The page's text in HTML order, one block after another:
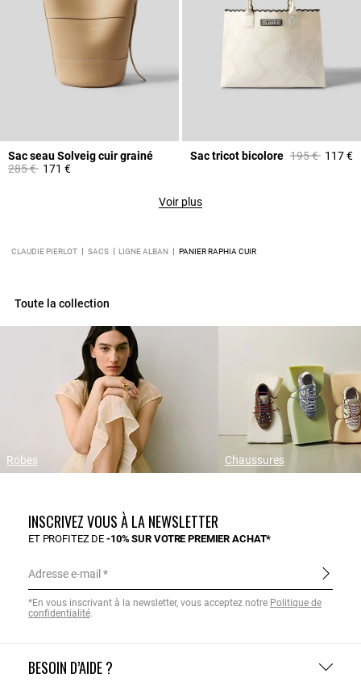
Sac seau Solveig cuir grainé
Prix réduit à partir de
285 €à171 €
Sac tricot bicolore Prix réduit à
195 €à117 €
Voir plus
CLAUDIE PIERLOT SACS LIGNE ALBAN PANIER RAPHIA CUIR
Toute la collection
Robes Chaussures
BESOIN D’AIDE ?
INSCRIVEZ VOUS À LA NEWSLETTER
ET PROFITEZ DE-10% SUR VOTRE PREMIER ACHAT*
Adresse e-mail
*En vous inscrivant à la newsletter, vous acceptez notre Politique de
confidentialité.